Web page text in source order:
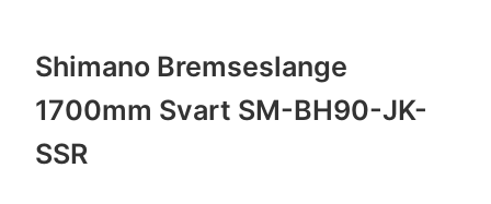
Shimano Bremseslange
1700mm Svart SM-BH90-JK-
SSR